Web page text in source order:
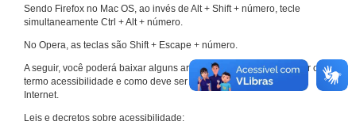
Sendo Firefox no Mac OS, ao invés de Alt + Shift + número, tecle
simultaneamente Ctrl + Alt + número.
No Opera, as teclas são Shift + Escape + número.
A seguir, você poderá baixar alguns arquivos que explicam melhor o
termo acessibilidade e como deve ser implementado nos sites da
Internet.
Leis e decretos sobre acessibilidade: